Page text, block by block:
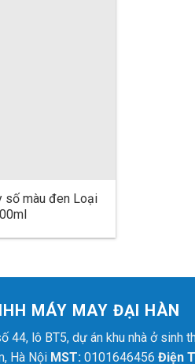
số màu đen Loại
MÁY MAY ĐẠI HÀN
44, lô BT5, dự án khu nhà ở sinh
Hà Nội MST: 0101646456 Điện